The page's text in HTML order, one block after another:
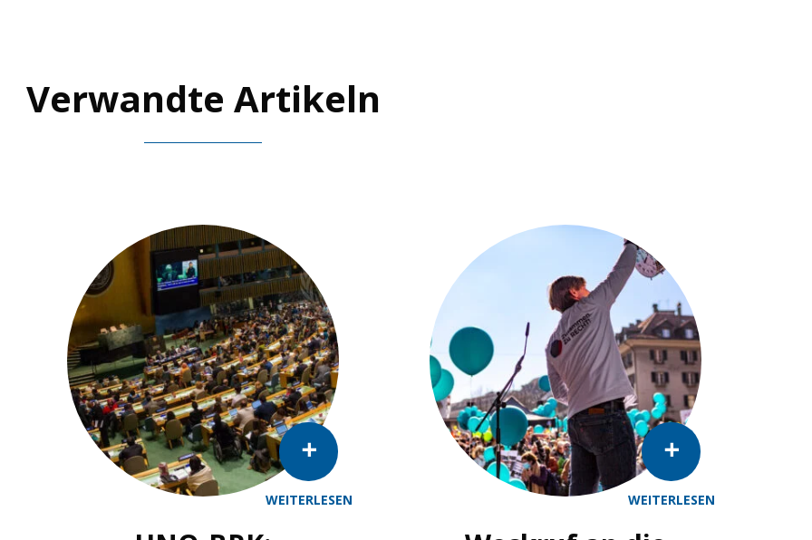
Verwandte Artikeln
WEITERLESEN WEITERLESEN